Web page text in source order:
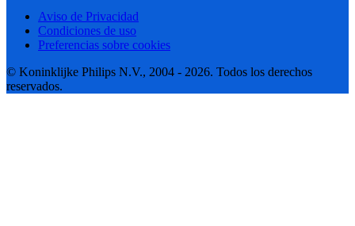
Aviso de Privacidad
Condiciones de uso
Preferencias sobre cookies
© Koninklijke Philips N.V., 2004 - 2026. Todos los derechos
reservados.